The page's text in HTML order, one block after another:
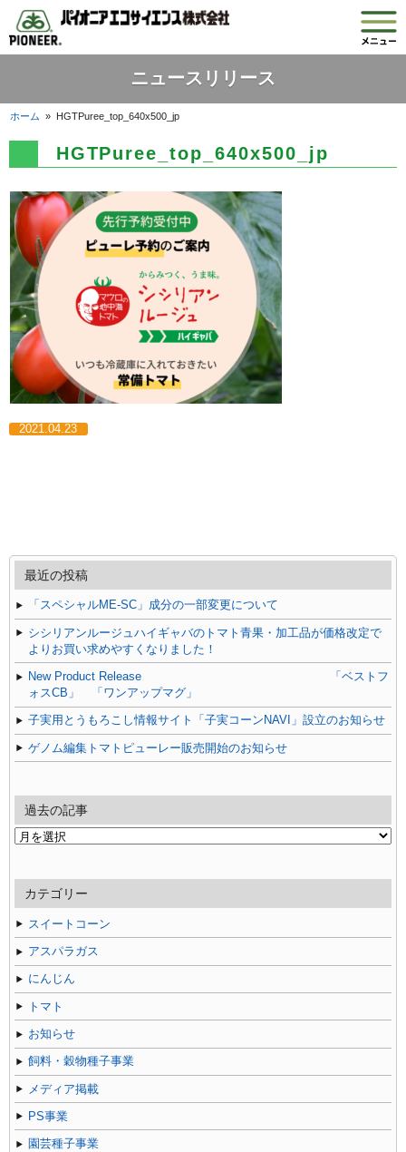
ニュースリリース
ホーム » HGTPuree_top_640x500_jp
HGTPuree_top_640x500_jp
2021.04.23
最近の投稿
「スペシャルME-SC」成分の一部変更について
シシリアンルージュハイギャバのトマト青果・加工品が価格改定で
よりお買い求めやすくなりました！
New Product Release 「ベストフ
ォスCB」 「ワンアップマグ」
子実用とうもろこし情報サイト「子実コーンNAVI」設立のお知らせ
ゲノム編集トマトピューレー販売開始のお知らせ
過去の記事
過
記
事
カテゴリー
スイートコーン
アスパラガス
にんじん
トマト
お知らせ
飼料・穀物種子事業
メディア掲載
PS事業
園芸種子事業